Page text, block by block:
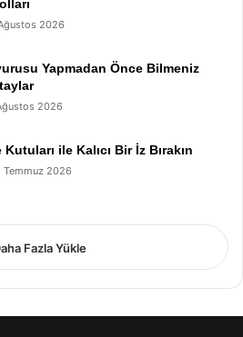
2026
Yapmadan Önce Bilmeniz
2026
ile Kalıcı Bir İz Bırakın
Temmuz 2026
Fazla Yükle